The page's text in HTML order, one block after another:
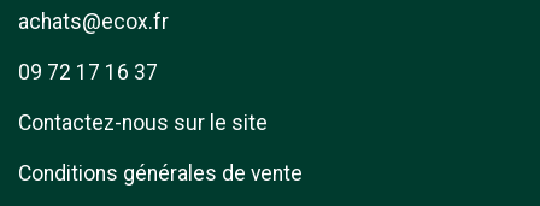
achats@ecox.fr
09 72 17 16 37
Contactez-nous sur le site
Conditions générales de vente